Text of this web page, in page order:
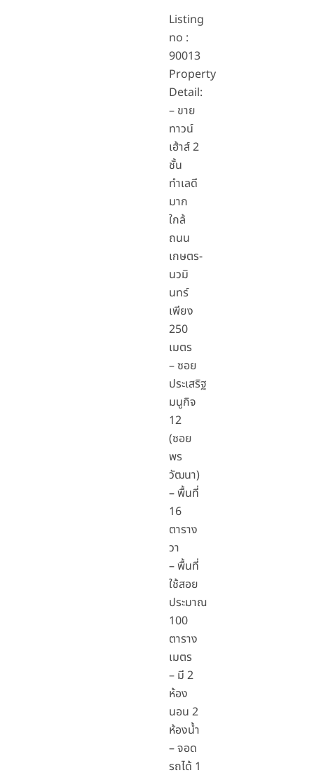
Listing
no :
90013
Property
Detail:
– ขาย
ทาวน์
เฮ้าส์ 2
ชั้น
ทำเลดี
มาก
ใกล้
ถนน
เกษตร-
นวมิ
นทร์
เพียง
250
เมตร
– ซอย
ประเสริฐ
มนูกิจ
12
(ซอย
พร
วัฒนา)
– พื้นที่
16
ตาราง
วา
– พื้นที่
ใช้สอย
ประมาณ
100
ตาราง
เมตร
– มี 2
ห้อง
นอน 2
ห้องน้ำ
– จอด
รถได้ 1